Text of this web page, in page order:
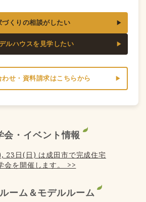
づくりの相談がしたい
ルハウスを見学したい
わせ・資料請求はこちらから
会・イベント情報
23日(日) は成田市で完成住宅
会を開催します。 >>
ーム＆モデルルーム